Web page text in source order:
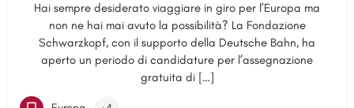
Hai sempre desiderato viaggiare in giro per l’Europa ma
non ne hai mai avuto la possibilità? La Fondazione
Schwarzkopf, con il supporto della Deutsche Bahn, ha
aperto un periodo di candidature per l’assegnazione
gratuita di […]